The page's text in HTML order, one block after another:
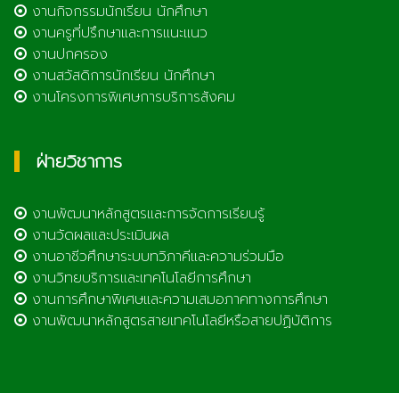
งานกิจกรรมนักเรียน นักศึกษา
งานครูที่ปรึกษาและการแนะแนว
งานปกครอง
งานสวัสดิการนักเรียน นักศึกษา
งานโครงการพิเศษการบริการสังคม
ฝ่ายวิชาการ
งานพัฒนาหลักสูตรและการจัดการเรียนรู้
งานวัดผลและประเมินผล
งานอาชีวศึกษาระบบทวิภาคีและความร่วมมือ
งานวิทยบริการและเทคโนโลยีการศึกษา
งานการศึกษาพิเศษและความเสมอภาคทางการศึกษา
งานพัฒนาหลักสูตรสายเทคโนโลยีหรือสายปฏิบัติการ